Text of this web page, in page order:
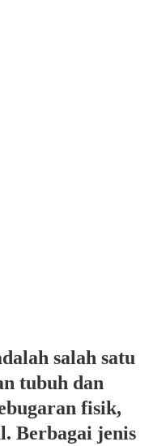
salah satu
tubuh dan
fisik,
Berbagai jenis